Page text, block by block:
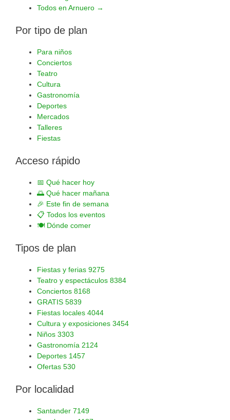
Todos en Arnuero →
Por tipo de plan
Para niños
Conciertos
Teatro
Cultura
Gastronomía
Deportes
Mercados
Talleres
Fiestas
Acceso rápido
📅 Qué hacer hoy
🌅 Qué hacer mañana
🎉 Este fin de semana
📋 Todos los eventos
🍽️ Dónde comer
Tipos de plan
Fiestas y ferias 9275
Teatro y espectáculos 8384
Conciertos 8168
GRATIS 5839
Fiestas locales 4044
Cultura y exposiciones 3454
Niños 3303
Gastronomía 2124
Deportes 1457
Ofertas 530
Por localidad
Santander 7149